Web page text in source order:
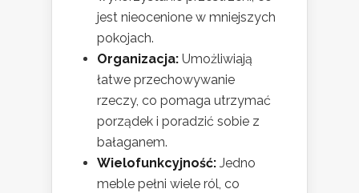
jest nieocenione w mniejszych
pokojach.
Organizacja: Umożliwiają
łatwe przechowywanie
rzeczy, co pomaga utrzymać
porządek i poradzić sobie z
bałaganem.
Wielofunkcyjność: Jedno
meble pełni wiele ról, co